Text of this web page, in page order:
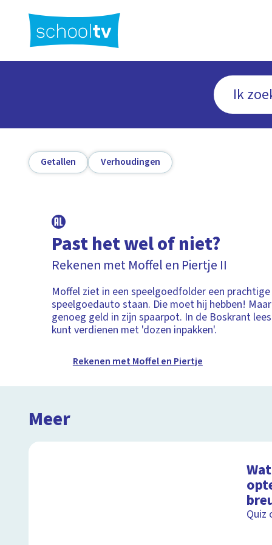
hoofdinhoud
Getallen Verhoudingen
Past het wel of niet?
Rekenen met Moffel en Piertje II
Moffel ziet in een speelgoedfolder een
speelgoedauto staan. Die moet hij hebben!
genoeg geld in zijn spaarpot. In de Boskrant
kunt verdienen met 'dozen inpakken'.
Rekenen met Moffel en Piertje
Meer
Quiz